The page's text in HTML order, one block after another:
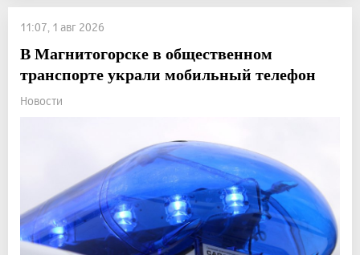
11:07, 1 авг 2026
В Магнитогорске в общественном
транспорте украли мобильный телефон
Новости